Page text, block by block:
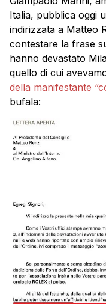
Italia, pubblica oggi
indirizzata a Matteo
contestare la frase
hanno devastato
quello di cui
della manifestante
bufala: